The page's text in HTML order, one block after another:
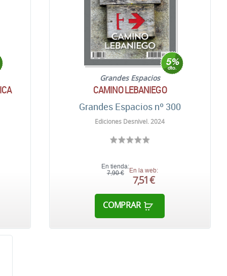
Grandes Espacios
CAMINO LEBANIEGO
Grandes Espacios nº 300
Ediciones Desnivel. 2024
En tienda:
7,90 €
En la web:
7,51 €
COMPRAR